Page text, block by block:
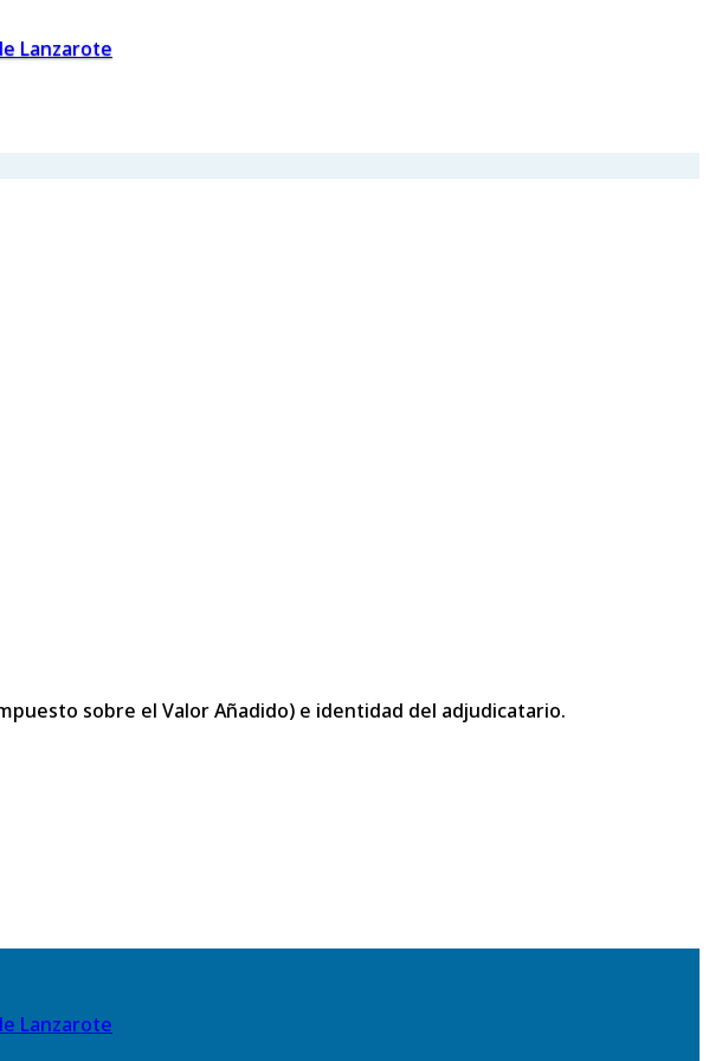
Lanzarote
sobre el Valor Añadido) e identidad del adjudicatario.
Lanzarote